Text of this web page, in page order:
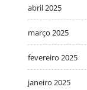
abril 2025
março 2025
fevereiro 2025
janeiro 2025